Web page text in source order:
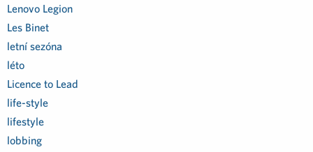
Lenovo Legion
Les Binet
letní sezóna
léto
Licence to Lead
life-style
lifestyle
lobbing